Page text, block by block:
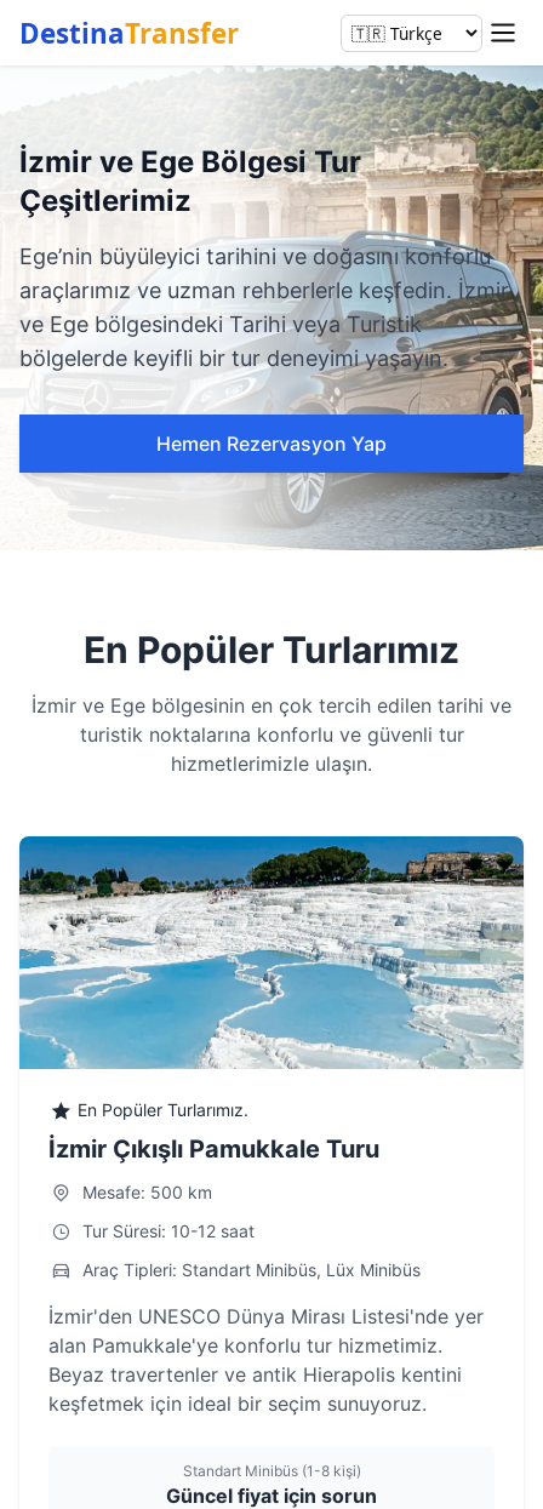
DestinaTransfer
İzmir ve Ege Bölgesi Tur
Çeşitlerimiz
Ege’nin büyüleyici tarihini ve doğasını konforlu
araçlarımız ve uzman rehberlerle keşfedin. İzmir
ve Ege bölgesindeki Tarihi veya Turistik
bölgelerde keyifli bir tur deneyimi yaşayın.
Hemen Rezervasyon Yap
En Popüler Turlarımız
İzmir ve Ege bölgesinin en çok tercih edilen tarihi ve
turistik noktalarına konforlu ve güvenli tur
hizmetlerimizle ulaşın.
En Popüler Turlarımız.
İzmir Çıkışlı Pamukkale Turu
Mesafe: 500 km
Tur Süresi: 10-12 saat
Araç Tipleri: Standart Minibüs, Lüx Minibüs
İzmir'den UNESCO Dünya Mirası Listesi'nde yer
alan Pamukkale'ye konforlu tur hizmetimiz.
Beyaz travertenler ve antik Hierapolis kentini
keşfetmek için ideal bir seçim sunuyoruz.
Standart Minibüs (1-8 kişi)
Güncel fiyat için sorun